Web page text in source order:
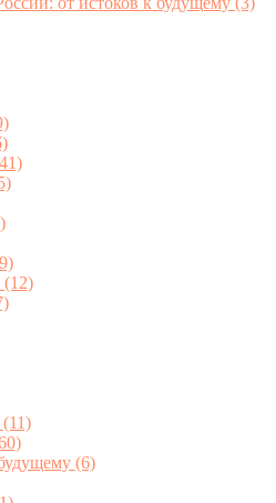
(12)
(11)
(6)